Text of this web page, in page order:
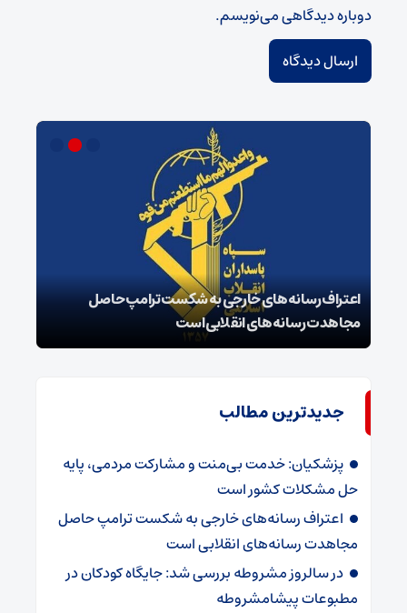
دوباره دیدگاهی می‌نویسم.
اعتراف رسانه‌های خارجی به شکست ترامپ حاصل
مجاهدت رسانه‌های انقلابی است
جدیدترین مطالب
پزشکیان: خدمت بی‌منت و مشارکت مردمی، پایه
حل مشکلات کشور است
اعتراف رسانه‌های خارجی به شکست ترامپ حاصل
مجاهدت رسانه‌های انقلابی است
در سالروز مشروطه بررسی شد: جایگاه کودکان در
مطبوعات پیشامشروطه